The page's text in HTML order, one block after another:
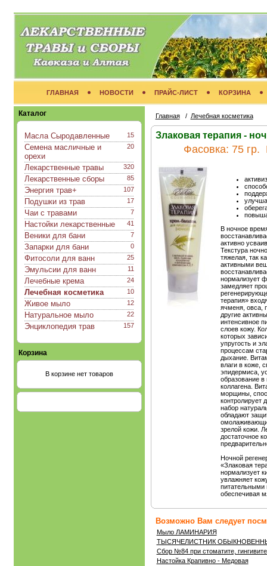
ГЛАВНАЯ НОВОСТИ ПРАЙС-ЛИСТ КОРЗИНА
Каталог
15
Масла Сыродавленные
20
Семена масличные и
орехи
320
Лекарственные травы
85
Лекарственные сборы
107
Энергия трав+
17
Подушки из трав
7
Чаи с травами
41
Настойки лекарственные
7
Веники для бани
0
Запарки для бани
25
Фитосоли для ванн
11
Эмульсии для ванн
24
Лечебные крема
10
Лечебная косметика
12
Живое мыло
22
Натуральное мыло
157
Энциклопедия трав
Корзина
В корзине нет товаров
Главная/ Лечебная косметика
Злаковая терапия -
Фасовка: 75 гр.
В ночное
активно
Текстура
тяжелая, так
активными
нормализует
замедляет
терапия»
ячменя, овса,
другие
интенсивное
слоев кожу.
которых
упругость и
процессам
дыхание.
влаги в коже,
эпидермиса,
образование
коллагена.
морщины,
контролирует
набор
обладают
зрелой кожи.
достаточное
Ночной
«Злаковая
нормализует
увлажняет
питательными
обеспечивая
Возможно Вам следует
Мыло ЛАМИНАРИЯ
ТЫСЯЧЕЛИСТНИК ОБЫКНОВЕННЫЙ
Сбор №84 при стоматите,
Настойка Крапивно - Медовая